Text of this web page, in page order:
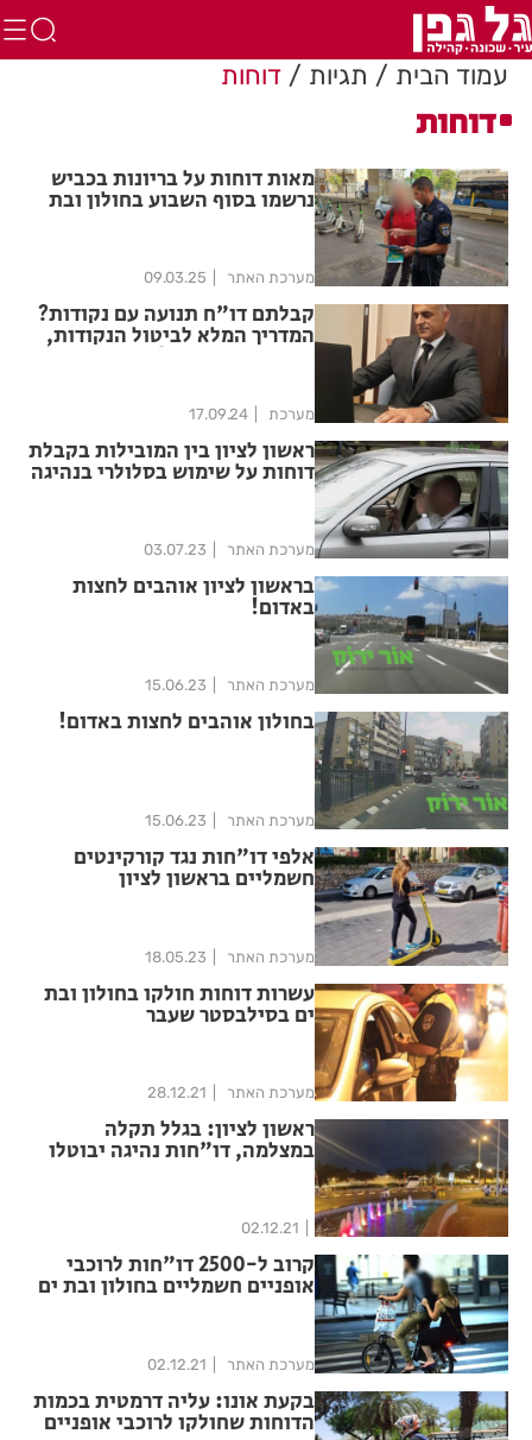
עמוד הבית תגיות דוחות
דוחות
מאות דוחות על בריונות בכביש
נרשמו בסוף השבוע בחולון ובת
מערכת האתר 09.03.25
קבלתם דו"ח תנועה עם נקודות?
המדריך המלא לביטול הנקודות,
מערכת 17.09.24
ראשון לציון בין המובילות בקבלת
דוחות על שימוש בסלולרי בנהיגה
מערכת האתר 03.07.23
בראשון לציון אוהבים לחצות
באדום!
מערכת האתר 15.06.23
בחולון אוהבים לחצות באדום!
מערכת האתר 15.06.23
אלפי דו"חות נגד קורקינטים
חשמליים בראשון לציון
מערכת האתר 18.05.23
עשרות דוחות חולקו בחולון ובת
ים בסילבסטר שעבר
מערכת האתר 28.12.21
ראשון לציון: בגלל תקלה
במצלמה, דו"חות נהיגה יבוטלו
02.12.21
קרוב ל-2500 דו"חות לרוכבי
אופניים חשמליים בחולון ובת ים
מערכת האתר 02.12.21
בקעת אונו: עליה דרמטית בכמות
הדוחות שחולקו לרוכבי אופניים